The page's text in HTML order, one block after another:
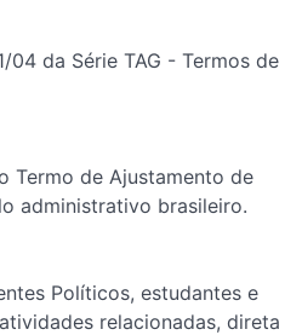
04 da Série TAG - Termos de
Termo de Ajustamento de
administrativo brasileiro.
Políticos, estudantes e
relacionadas, direta